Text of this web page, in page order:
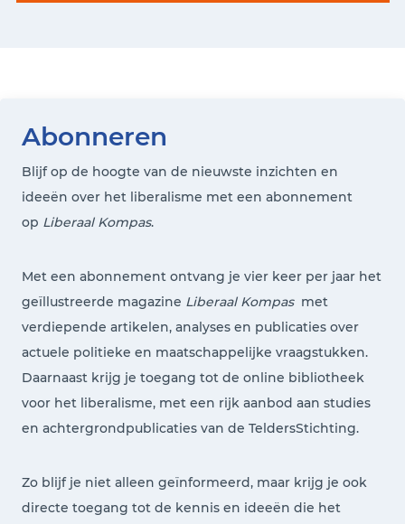
Abonneren
Blijf op de hoogte van de nieuwste inzichten en
ideeën over het liberalisme met een abonnement
op Liberaal Kompas.
Met een abonnement ontvang je vier keer per jaar het
geïllustreerde magazine Liberaal Kompas met
verdiepende artikelen, analyses en publicaties over
actuele politieke en maatschappelijke vraagstukken.
Daarnaast krijg je toegang tot de online bibliotheek
voor het liberalisme, met een rijk aanbod aan studies
en achtergrondpublicaties van de TeldersStichting.
Zo blijf je niet alleen geïnformeerd, maar krijg je ook
directe toegang tot de kennis en ideeën die het